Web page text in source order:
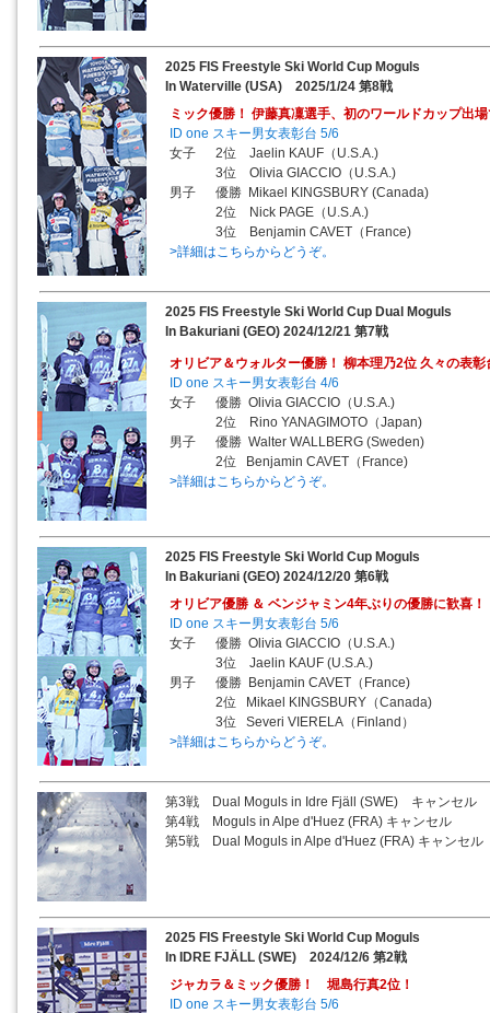
2025 FIS Freestyle Ski World Cup Moguls
In Waterville (USA) 2025/1/24 第8戦
ミック優勝！ 伊藤真凜選手、初のワールドカップ出
ID one スキー男女表彰台 5/6
女子 2位 Jaelin KAUF（U.S.A.)
3位 Olivia GIACCIO（U.S.A.)
男子 優勝 Mikael KINGSBURY (Canada)
2位 Nick PAGE（U.S.A.)
3位 Benjamin CAVET（France)
>詳細はこちらからどうぞ。
2025 FIS Freestyle Ski World Cup Dual Moguls
In Bakuriani (GEO) 2024/12/21 第7戦
オリビア＆ウォルター優勝！ 柳本理乃2位 久々の表彰
ID one スキー男女表彰台 4/6
女子 優勝 Olivia GIACCIO（U.S.A.)
2位 Rino YANAGIMOTO（Japan)
男子 優勝 Walter WALLBERG (Sweden)
2位 Benjamin CAVET（France)
>詳細はこちらからどうぞ。
2025 FIS Freestyle Ski World Cup Moguls
In Bakuriani (GEO) 2024/12/20 第6戦
オリビア優勝 ＆ ベンジャミン4年ぶりの優勝に歓喜！
ID one スキー男女表彰台 5/6
女子 優勝 Olivia GIACCIO（U.S.A.)
3位 Jaelin KAUF (U.S.A.)
男子 優勝 Benjamin CAVET（France)
2位 Mikael KINGSBURY（Canada)
3位 Severi VIERELA（Finland）
>詳細はこちらからどうぞ。
第3戦 Dual Moguls in Idre Fjäll (SWE) キャンセル
第4戦 Moguls in Alpe d'Huez (FRA) キャンセル
第5戦 Dual Moguls in Alpe d'Huez (FRA) キャンセル
2025 FIS Freestyle Ski World Cup Moguls
In IDRE FJÄLL (SWE) 2024/12/6 第2戦
ジャカラ＆ミック優勝！ 堀島行真2位！
ID one スキー男女表彰台 5/6